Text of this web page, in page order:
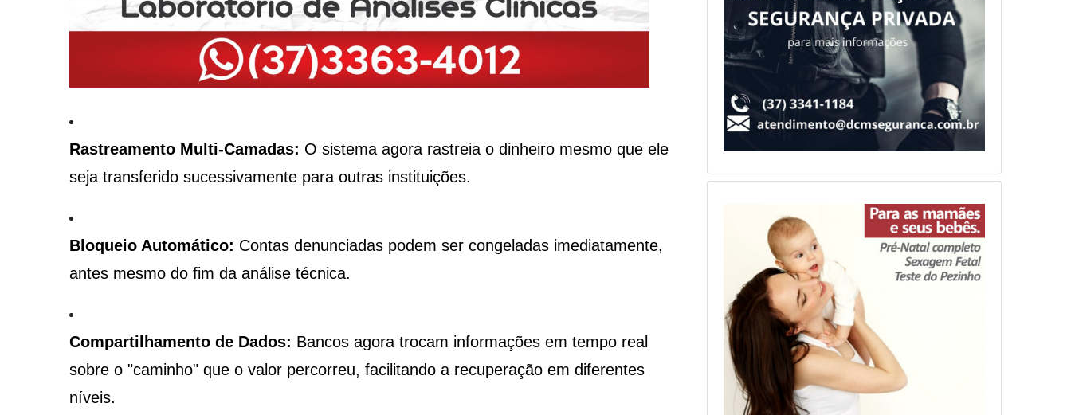
Rastreamento Multi-Camadas: O sistema agora rastreia o dinheiro mesmo que ele
seja transferido sucessivamente para outras instituições.
Bloqueio Automático: Contas denunciadas podem ser congeladas imediatamente,
antes mesmo do fim da análise técnica.
Compartilhamento de Dados: Bancos agora trocam informações em tempo real
sobre o "caminho" que o valor percorreu, facilitando a recuperação em diferentes
níveis.